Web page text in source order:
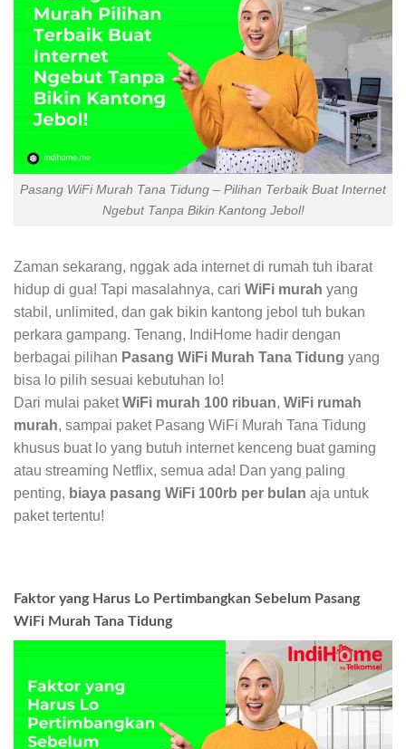
Pasang WiFi Murah Tana Tidung – Pilihan Terbaik Buat Internet
Ngebut Tanpa Bikin Kantong Jebol!
Zaman sekarang, nggak ada internet di rumah tuh ibarat
hidup di gua! Tapi masalahnya, cari WiFi murah yang
stabil, unlimited, dan gak bikin kantong jebol tuh bukan
perkara gampang. Tenang, IndiHome hadir dengan
berbagai pilihan Pasang WiFi Murah Tana Tidung yang
bisa lo pilih sesuai kebutuhan lo!
Dari mulai paketWiFi murah 100 ribuan, WiFi rumah
murah, sampai paket Pasang WiFi Murah Tana Tidung
khusus buat lo yang butuh internet kenceng buat gaming
atau streaming Netflix, semua ada! Dan yang paling
penting, biaya pasang WiFi 100rb per bulan aja untuk
paket tertentu!
Faktor yang Harus Lo Pertimbangkan Sebelum Pasang
WiFi Murah Tana Tidung